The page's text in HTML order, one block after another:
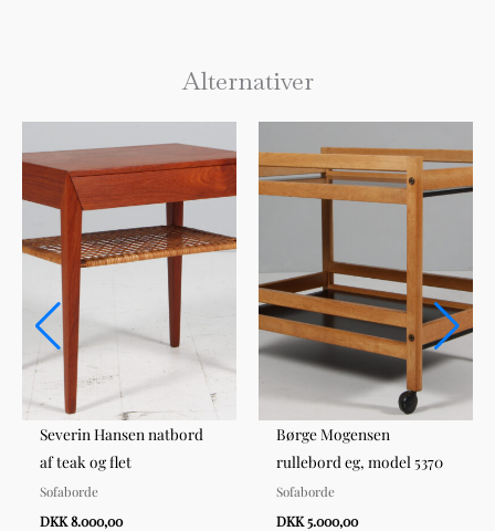
Alternativer
Severin Hansen natbord
af teak og flet
Sofaborde
DKK 8.000,00
Børge Mogensen
rullebord eg, model 5370
Sofaborde
DKK 5.000,00